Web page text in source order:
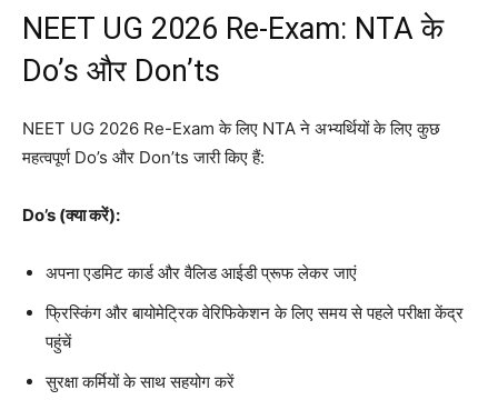
NEET UG 2026 Re-Exam: NTA के
Do’s और Don’ts
NEET UG 2026 Re-Exam के लिए NTA ने अभ्यर्थियों के लिए कुछ
महत्वपूर्ण Do’s और Don’ts जारी किए हैं:
Do’s (क्या करें):
अपना एडमिट कार्ड और वैलिड आईडी प्रूफ लेकर जाएं
फ्रिस्किंग और बायोमेट्रिक वेरिफिकेशन के लिए समय से पहले परीक्षा केंद्र
पहुंचें
सुरक्षा कर्मियों के साथ सहयोग करें